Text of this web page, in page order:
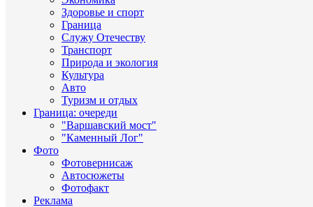
Здоровье и спорт
Граница
Служу Отечеству
Транспорт
Природа и экология
Культура
Авто
Туризм и отдых
Граница: очереди
"Варшавский мост"
"Каменный Лог"
Фото
Фотовернисаж
Автосюжеты
Фотофакт
Реклама